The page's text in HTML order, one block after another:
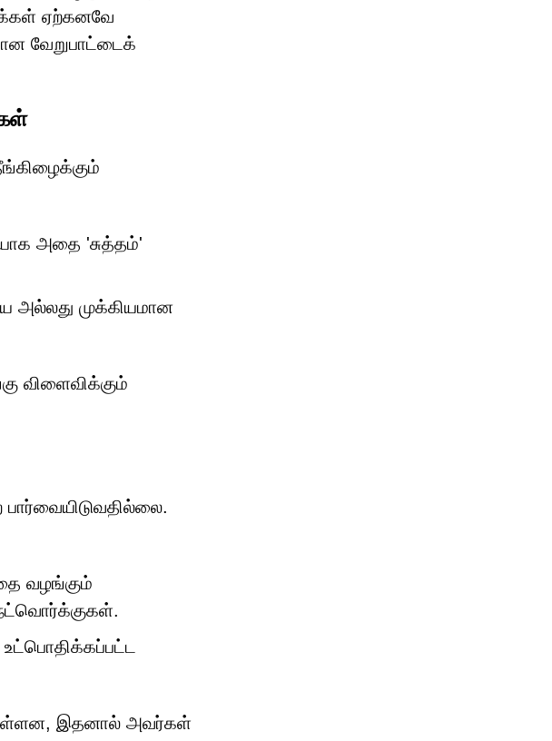
ஏற்கனவே
வேறுபாட்டைக்
அதை 'சுத்தம்'
அல்லது முக்கியமான
விளைவிக்கும்
வழங்கும்
இதனால் அவர்கள்